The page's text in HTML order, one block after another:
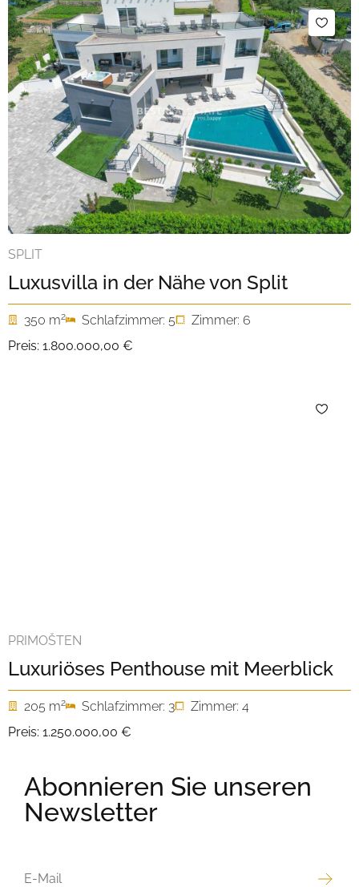
SPLIT
Luxusvilla in der Nähe von Split
350 m2 Schlafzimmer: 5
Zimmer: 6
Preis: 1.800.000,00 €
PRIMOŠTEN
Luxuriöses Penthouse mit Meerblick
205 m2 Schlafzimmer: 3
Zimmer: 4
Preis: 1.250.000,00 €
Abonnieren Sie unseren
Newsletter
MAIL